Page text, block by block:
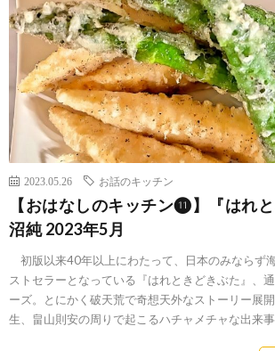
2023.05.26 お話のキッチン
【おはなしのキッチン⓫】『はれ
沼純 2023年5月
初版以来40年以上にわたって、日本のみならず
ストセラーとなっている『はれときどきぶた』、
ーズ。とにかく破天荒で奇想天外なストーリー展
生、畠山則安の周りで起こるハチャメチャな出来